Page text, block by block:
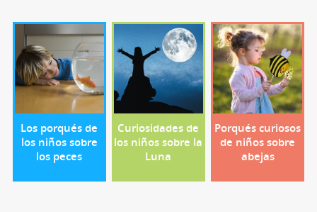
Los porqués de
los niños sobre
los peces
Curiosidades de
los niños sobre la
Luna
Porqués curiosos
de niños sobre
abejas